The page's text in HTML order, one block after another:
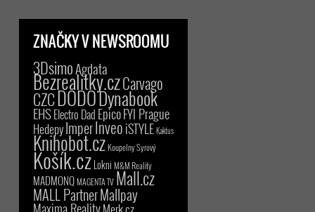
ZNAČKY V NEWSROOMU
3DsimoAgdata
Bezrealitky.czCarvago
CZCDODODynabook
EHSElectro Dad EpicoFYI Prague
HedepyImperInveoiSTYLE Kaktus
Knihobot.czKoupelny Syrový
Košík.czLokni M&M Reality
MADMONQMAGENTA TV Mall.cz
MALL PartnerMallpay
Maxima Reality